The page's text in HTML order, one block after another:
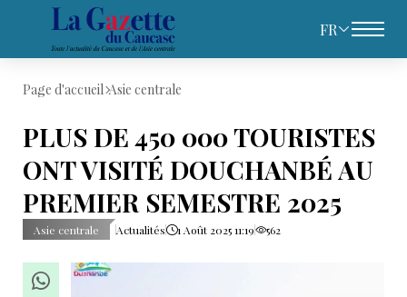
FR
Page d'accueil Asie centrale
PLUS DE 450 000 TOURISTES
ONT VISITÉ DOUCHANBÉ AU
PREMIER SEMESTRE 2025
Asie centrale Actualités 1 Août 2025 11:19 562